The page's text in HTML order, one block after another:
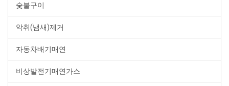
숯불구이
악취(냄새)제거
자동차배기매연
비상발전기매연가스